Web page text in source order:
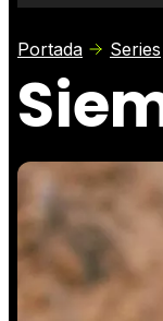
Portada Series